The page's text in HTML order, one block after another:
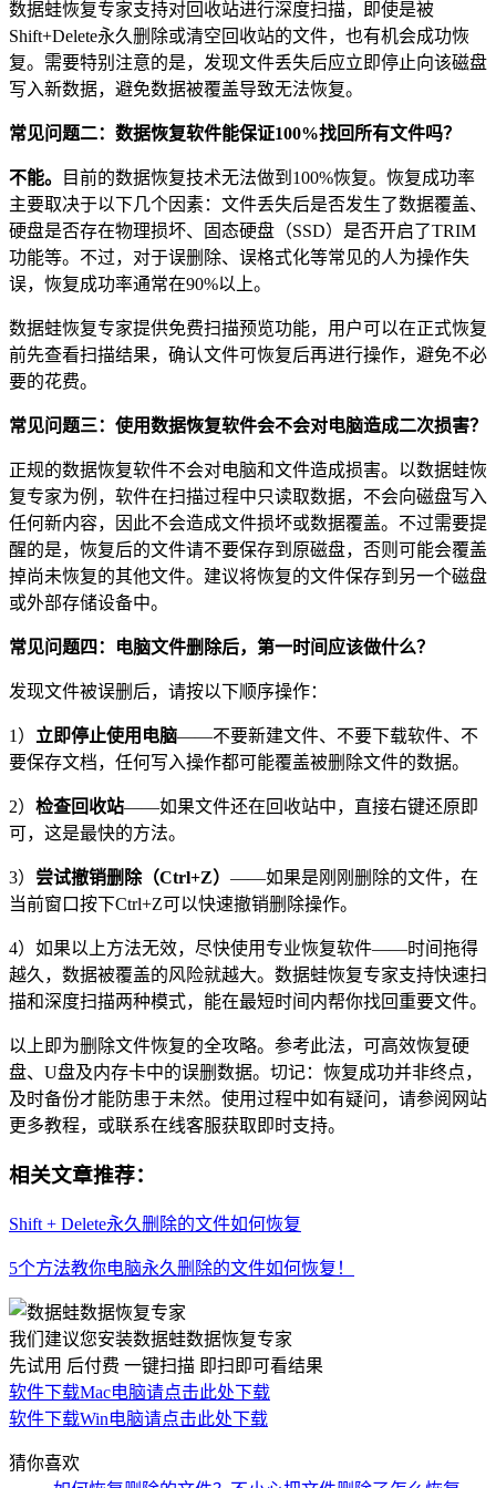
数据蛙恢复专家支持对回收站进行深度扫描，即使是被
Shift+Delete永久删除或清空回收站的文件，也有机会成功恢
复。需要特别注意的是，发现文件丢失后应立即停止向该磁盘
写入新数据，避免数据被覆盖导致无法恢复。
常见问题二：数据恢复软件能保证100%找回所有文件吗？
不能。
目前的数据恢复技术无法做到100%恢复。恢复成功率
主要取决于以下几个因素：文件丢失后是否发生了数据覆盖、
硬盘是否存在物理损坏、固态硬盘（SSD）是否开启了TRIM
功能等。不过，对于误删除、误格式化等常见的人为操作失
误，恢复成功率通常在90%以上。
数据蛙恢复专家提供免费扫描预览功能，用户可以在正式恢复
前先查看扫描结果，确认文件可恢复后再进行操作，避免不必
要的花费。
常见问题三：使用数据恢复软件会不会对电脑造成二次损害？
正规的数据恢复软件不会对电脑和文件造成损害。以数据蛙恢
复专家为例，软件在扫描过程中只读取数据，不会向磁盘写入
任何新内容，因此不会造成文件损坏或数据覆盖。不过需要提
醒的是，恢复后的文件请不要保存到原磁盘，否则可能会覆盖
掉尚未恢复的其他文件。建议将恢复的文件保存到另一个磁盘
或外部存储设备中。
常见问题四：电脑文件删除后，第一时间应该做什么？
发现文件被误删后，请按以下顺序操作：
1） 立即停止使用电脑——不要新建文件、不要下载软件、不
要保存文档，任何写入操作都可能覆盖被删除文件的数据。
2） 检查回收站——如果文件还在回收站中，直接右键还原即
可，这是最快的方法。
3） 尝试撤销删除（Ctrl+Z） ——如果是刚刚删除的文件，在
当前窗口按下Ctrl+Z可以快速撤销删除操作。
4）如果以上方法无效，尽快使用专业恢复软件——时间拖得
越久，数据被覆盖的风险就越大。数据蛙恢复专家支持快速扫
描和深度扫描两种模式，能在最短时间内帮你找回重要文件。
以上即为删除文件恢复的全攻略。参考此法，可高效恢复硬
盘、U盘及内存卡中的误删数据。切记：恢复成功并非终点，
及时备份才能防患于未然。使用过程中如有疑问，请参阅网站
更多教程，或联系在线客服获取即时支持。
相关文章推荐：
Shift + Delete永久删除的文件如何恢复
5个方法教你电脑永久删除的文件如何恢复！
我们建议您安装数据蛙数据恢复专家
先试用 后付费 一键扫描 即扫即可看结果
软件下载Mac电脑请点击此处下载
软件下载Win电脑请点击此处下载
猜你喜欢